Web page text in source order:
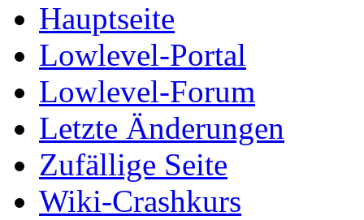
Hauptseite
Lowlevel-Portal
Lowlevel-Forum
Letzte Änderungen
Zufällige Seite
Wiki-Crashkurs